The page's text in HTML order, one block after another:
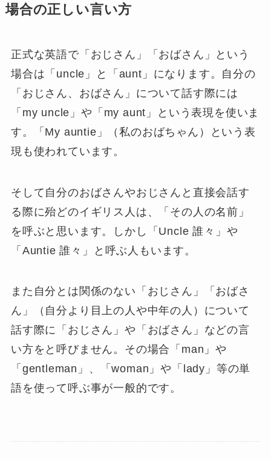
場合の正しい言い方
正式な英語で「おじさん」「おばさん」という
場合は「uncle」と「aunt」になります。自分の
「おじさん、おばさん」について話す際には
「my uncle」や「my aunt」という表現を使いま
す。「My auntie」（私のおばちゃん）という表
現も使われています。
そして自分のおばさんやおじさんと直接会話す
る際に殆どのイギリス人は、「その人の名前」
を呼ぶと思います。しかし「Uncle 誰々」や
「Auntie 誰々」と呼ぶ人もいます。
また自分とは関係のない「おじさん」「おばさ
ん」（自分より目上の人や中年の人）について
話す際に「おじさん」や「おばさん」などの言
い方をと呼びません。その場合「man」や
「gentleman」、「woman」や「lady」等の単
語を使って呼ぶ事が一般的です。